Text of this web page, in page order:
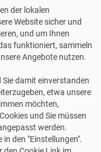
Paypal
sind urheberrechtlich
schriftliche
werden.
der lokalen
Website sicher und
und um Ihnen
funktioniert, sammeln
Angebote nutzen.
Sie damit einverstanden
etwa unsere
möchten,
und Sie müssen
werden.
in den "Einstellungen".